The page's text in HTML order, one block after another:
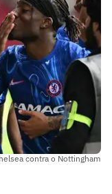
contra o Nottingham